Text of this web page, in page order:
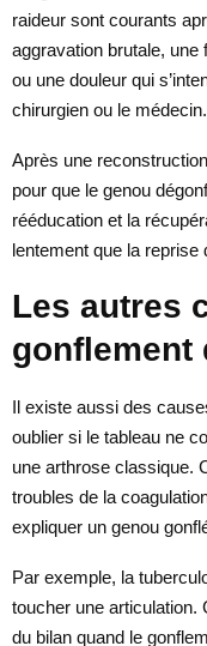
raideur sont courants
aggravation brutale,
ou une douleur qui
chirurgien ou le médecin.
Après une
pour que le genou
rééducation et la
lentement que la reprise
Les autres
gonflement
Il existe aussi des
oublier si le tableau ne
une arthrose classique.
troubles de la
expliquer un genou
Par exemple, la
toucher une articulation.
du bilan quand le